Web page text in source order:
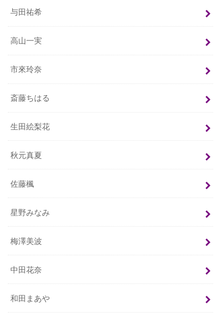
与田祐希
高山一実
市來玲奈
斎藤ちはる
生田絵梨花
秋元真夏
佐藤楓
星野みなみ
梅澤美波
中田花奈
和田まあや